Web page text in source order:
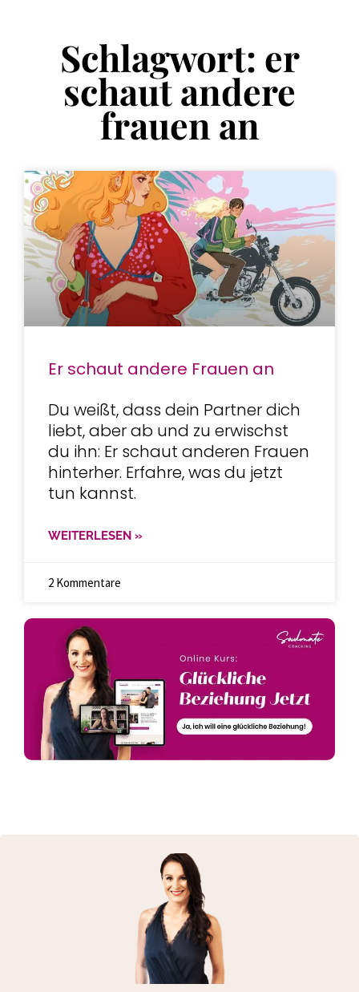
Schlagwort: er
schaut andere
frauen an
Er schaut andere Frauen an
Du weißt, dass dein Partner dich
liebt, aber ab und zu erwischst
du ihn: Er schaut anderen Frauen
hinterher. Erfahre, was du jetzt
tun kannst.
WEITERLESEN »
2 Kommentare